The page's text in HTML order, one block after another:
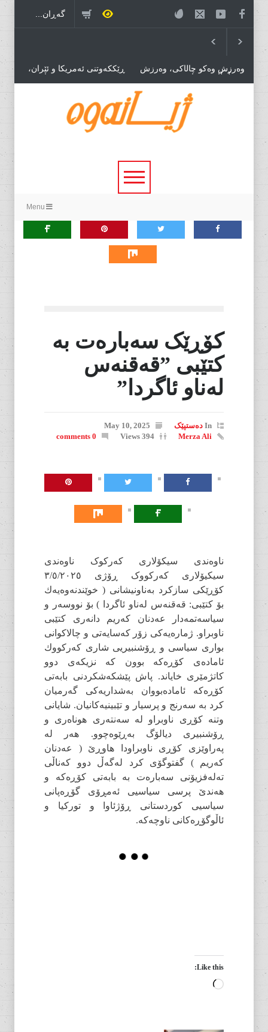
ڕێککەوتنی ئەمریکا و ئێران،
درێژەی بەڕێوەبردنی هاوبەشی
قەیرانەکان!
وەرزش وەکو چاڵاکی، وەرزش
بۆ مڵمڵانێی سیاسی وەرزش بۆ
بازرگانی.
پێویستی بۆ دۆخێکی نوێ!
Menu
کۆڕێک سەبارەت بە
کتێبی ”قەقنەس
لەناو ئاگردا”
In دەستپێک
May 10, 2025
Merza Ali
394 Views
0 comments
ناوەندی سیکۆلاری کەرکوک ناوەندی
سیکیۆلاری کەرکووک ڕۆژی ٣/٥/٢٠٢٥
کۆڕێکی سازکرد بەناونیشانی ( خوێندنەوەیەك
بۆ کتێبی: قەقنەس لەناو ئاگردا ) بۆ نووسەر و
سیاسەتمەدار عەدنان کەریم دانەری کتێبی
ناوبراو. ژمارەیەکی زۆر کەسایەتی و چالاکوانی
بواری سیاسی و ڕۆشنبیریی شاری کەرکووك
ئامادەی کۆڕەکە بوون کە نزیکەی دوو
کاتژمێری خایاند. پاش پێشکەشکردنی بابەتی
کۆڕەکە ئامادەبووان بەشداریەکی گەرمیان
کرد بە سەرنج و پرسیار و تێبینیەکانیان. شایانی
وتنە کۆڕی ناوبراو لە سەنتەری هوناەری و
ڕۆشنبیری دیالۆگ بەڕێوەچوو. هەر لە
پەراوێزی کۆڕی ناوبراودا هاوڕێ ( عەدنان
کەریم ) گفتوگۆی کرد لەگەڵ دوو کەناڵی
تەلەفزیۆنی سەبارەت بە بابەتی کۆڕەکە و
هەندێ پرسی سیاسیی ئەمڕۆی گۆڕەپانی
سیاسیی کوردستانی ڕۆژئاوا و تورکیا و
ئاڵوگۆڕەکانی ناوچەکە.
Like this:
Loading…